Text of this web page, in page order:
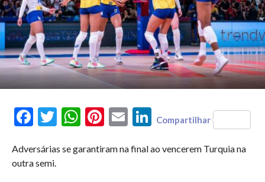
FacebookTwitterWhatsAppPinterest
Email LinkedIn
Compartilhar
Adversárias se garantiram na final ao vencerem Turquia na
outra semi.